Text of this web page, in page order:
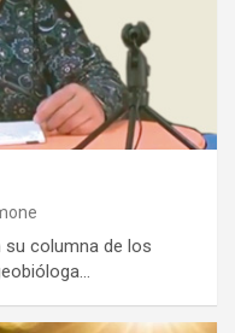
su columna de los